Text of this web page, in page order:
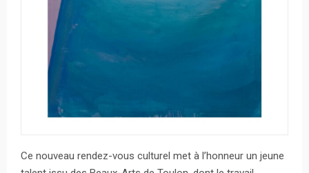
Ce nouveau rendez-vous culturel met à l’honneur un jeune